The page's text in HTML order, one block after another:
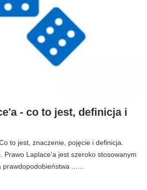
- co to jest, definicja i
to jest, znaczenie, pojęcie i definicja.
Prawo Laplace'a jest szeroko stosowanym
...…